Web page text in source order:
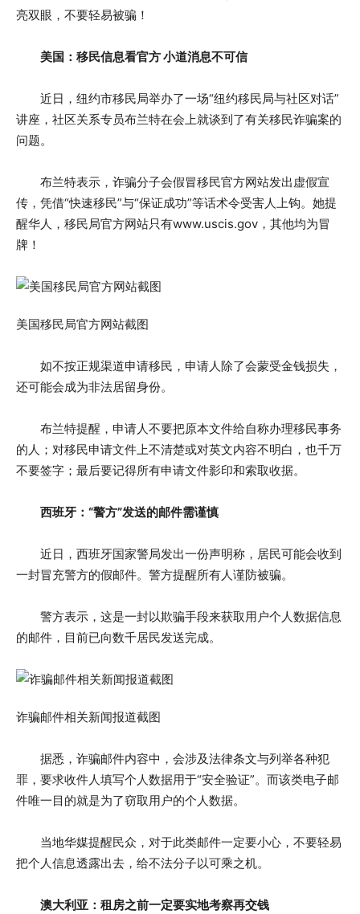
亮双眼，不要轻易被骗！
美国：移民信息看官方 小道消息不可信
近日，纽约市移民局举办了一场“纽约移民局与社区对话”
讲座，社区关系专员布兰特在会上就谈到了有关移民诈骗案的
问题。
布兰特表示，诈骗分子会假冒移民官方网站发出虚假宣
传，凭借“快速移民”与“保证成功”等话术令受害人上钩。她提
醒华人，移民局官方网站只有www.uscis.gov，其他均为冒
牌！
美国移民局官方网站截图
如不按正规渠道申请移民，申请人除了会蒙受金钱损失，
还可能会成为非法居留身份。
布兰特提醒，申请人不要把原本文件给自称办理移民事务
的人；对移民申请文件上不清楚或对英文内容不明白，也千万
不要签字；最后要记得所有申请文件影印和索取收据。
西班牙：“警方”发送的邮件需谨慎
近日，西班牙国家警局发出一份声明称，居民可能会收到
一封冒充警方的假邮件。警方提醒所有人谨防被骗。
警方表示，这是一封以欺骗手段来获取用户个人数据信息
的邮件，目前已向数千居民发送完成。
诈骗邮件相关新闻报道截图
据悉，诈骗邮件内容中，会涉及法律条文与列举各种犯
罪，要求收件人填写个人数据用于“安全验证”。而该类电子邮
件唯一目的就是为了窃取用户的个人数据。
当地华媒提醒民众，对于此类邮件一定要小心，不要轻易
把个人信息透露出去，给不法分子以可乘之机。
澳大利亚：租房之前一定要实地考察再交钱